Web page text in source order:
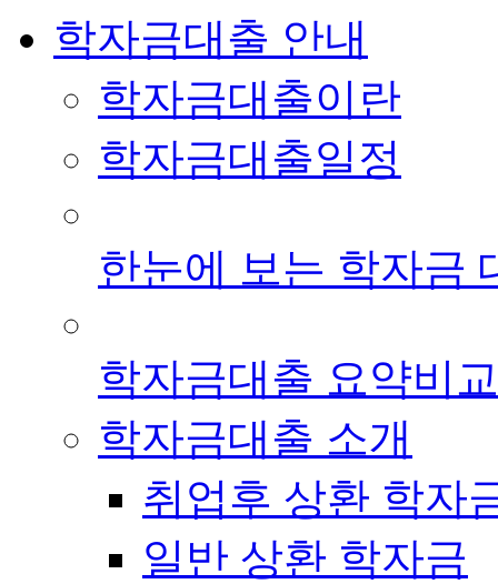
학자금대출 안내
학자금대출이란
학자금대출일정
한눈에 보는 학자금
학자금대출 요약비교
학자금대출 소개
취업후 상환 학자
일반 상환 학자금